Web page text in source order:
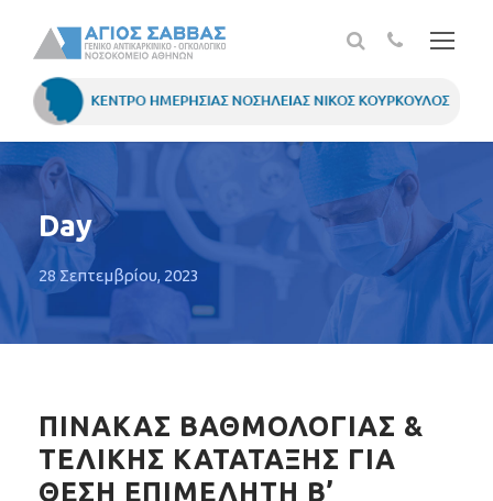
Day
28 Σεπτεμβρίου, 2023
ΠΙΝΑΚΑΣ ΒΑΘΜΟΛΟΓΙΑΣ &
ΤΕΛΙΚΗΣ ΚΑΤΑΤΑΞΗΣ ΓΙΑ
ΘΕΣΗ ΕΠΙΜΕΛΗΤΗ Β’